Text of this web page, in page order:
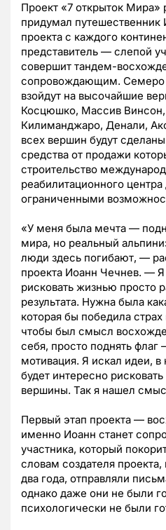
Проект «7 открыток Мира»
придумал
проекта с каждого
представитель — слепой
совершит тандем-
сопровождающим. Семеро
взойдут на высочайшие
Косцюшко, Массив
Килиманджаро, Денали,
всех вершин будут
средства от продажи
строительство
реабилитационного центра
ограниченными
«У меня была мечта —
мира, но реальный
люди здесь погибают, —
проекта Иоанн Чечнев. — Я
рисковать жизнью просто
результата. Нужна была
которая бы победила
чтобы был смысл
себя, просто поднять
мотивация. Я искал идеи, в
будет интересно
вершины. Так я нашел
Первый этап проекта —
именно Иоанн станет
участника, который
словам создателя проекта,
два года, отправляли
однако даже они не были
психологически не были